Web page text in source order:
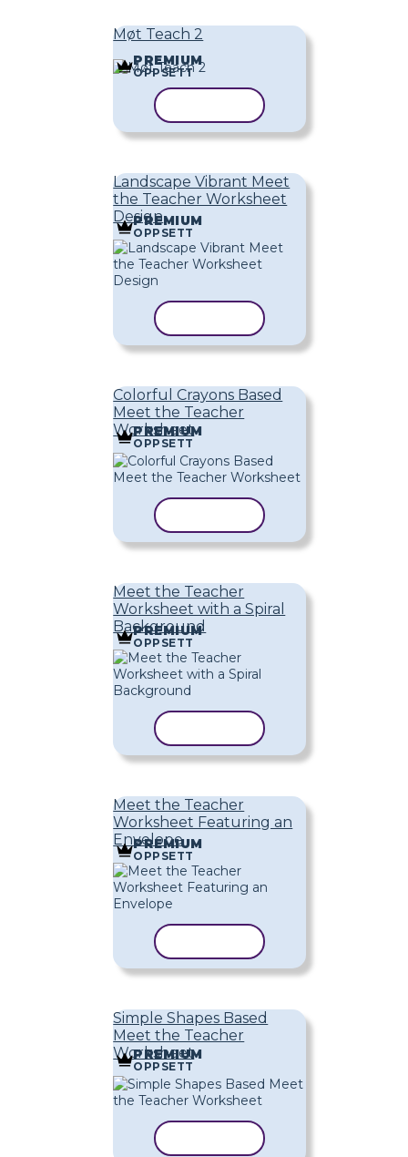
Møt Teach 2
PREMIUM
OPPSETT
Landscape Vibrant Meet
the Teacher Worksheet
Design
PREMIUM
OPPSETT
Colorful Crayons Based
Meet the Teacher
Worksheet
PREMIUM
OPPSETT
Meet the Teacher
Worksheet with a Spiral
Background
PREMIUM
OPPSETT
Meet the Teacher
Worksheet Featuring an
Envelope
PREMIUM
OPPSETT
Simple Shapes Based
Meet the Teacher
Worksheet
PREMIUM
OPPSETT